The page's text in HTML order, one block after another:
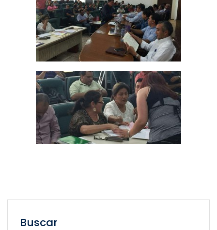
Buscar